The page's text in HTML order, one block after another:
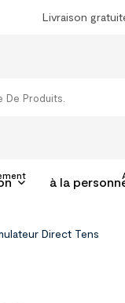
Livraison
à la
Direct Tens